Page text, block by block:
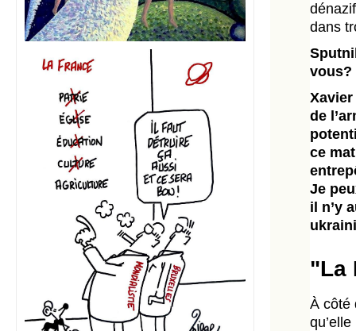
dans
vous?
de
ce
Je
il n’y
"La
À côté